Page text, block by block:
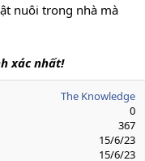
nuôi trong nhà mà
xác nhất!
The Knowledge
0
367
15/6/23
15/6/23